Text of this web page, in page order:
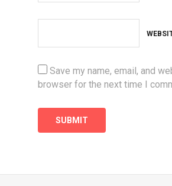
Save my name, email, and
browser for the next time I